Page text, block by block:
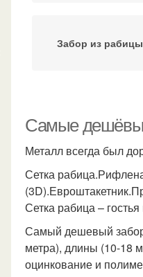
Забор из рабицы
Непрозрачный
Самые
Металл всегда был
Сетка
Сетка рабица –
Самый дешевый забор
метра), длины (10-18
оцинкование и